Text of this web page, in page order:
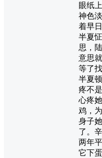
眼纸
神色
着早
半夏
思，
意思
等了
半夏
疼不
心疼
鸡，
身子
了。
两年
它下